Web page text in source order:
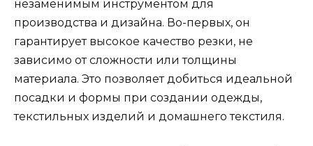
незаменимым инструментом для
производства и дизайна. Во-первых, он
гарантирует высокое качество резки, не
зависимо от сложности или толщины
материала. Это позволяет добиться идеальной
посадки и формы при создании одежды,
текстильных изделий и домашнего текстиля.